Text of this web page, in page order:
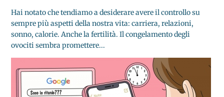
Hai notato che tendiamo a desiderare avere il controllo su
sempre più aspetti della nostra vita: carriera, relazioni,
sonno, calorie. Anche la fertilità. Il congelamento degli
ovociti sembra promettere...